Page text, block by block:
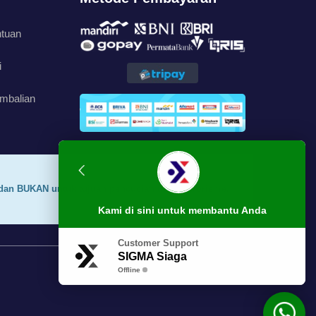
BUKAN untuk tujuan pencucian uang, terorisme,
Kami di sini untuk membantu Anda
Customer Support
SIGMA Siaga
Offline